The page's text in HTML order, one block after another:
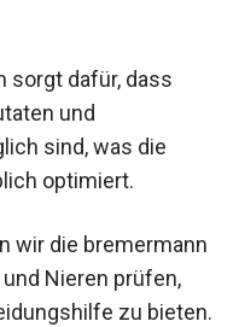
sorgt dafür, dass
und
sind, was die
optimiert.
wir die bremermann
Nieren prüfen,
zu bieten.